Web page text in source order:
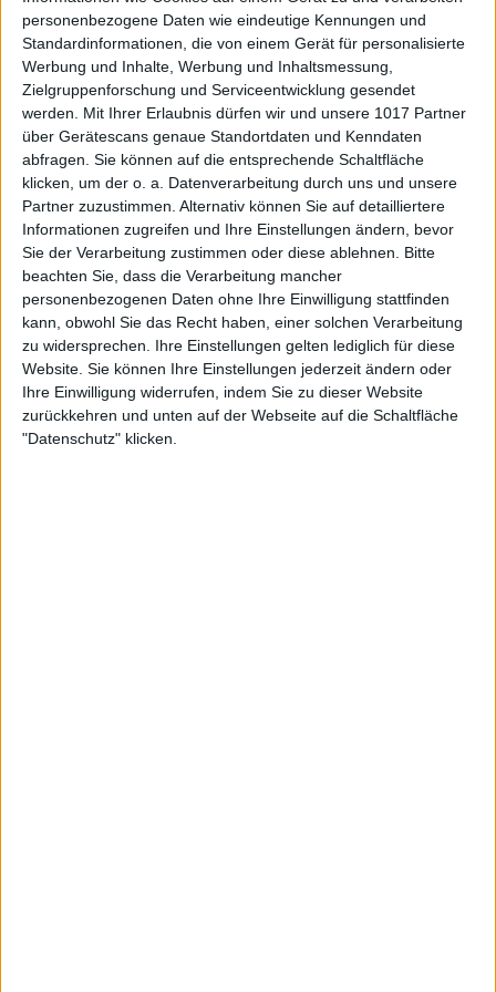
personenbezogene Daten wie eindeutige Kennungen und
Standardinformationen, die von einem Gerät für personalisierte
Werbung und Inhalte, Werbung und Inhaltsmessung,
Zielgruppenforschung und Serviceentwicklung gesendet
werden.
Mit Ihrer Erlaubnis dürfen wir und unsere 1017 Partner
über Gerätescans genaue Standortdaten und Kenndaten
abfragen. Sie können auf die entsprechende Schaltfläche
klicken, um der o. a. Datenverarbeitung durch uns und unsere
Partner zuzustimmen. Alternativ können Sie auf detailliertere
Informationen zugreifen und Ihre Einstellungen ändern, bevor
Sie der Verarbeitung zustimmen oder diese ablehnen.
Bitte
beachten Sie, dass die Verarbeitung mancher
personenbezogenen Daten ohne Ihre Einwilligung stattfinden
kann, obwohl Sie das Recht haben, einer solchen Verarbeitung
zu widersprechen. Ihre Einstellungen gelten lediglich für diese
Website. Sie können Ihre Einstellungen jederzeit ändern oder
Ihre Einwilligung widerrufen, indem Sie zu dieser Website
zurückkehren und unten auf der Webseite auf die Schaltfläche
"Datenschutz" klicken.